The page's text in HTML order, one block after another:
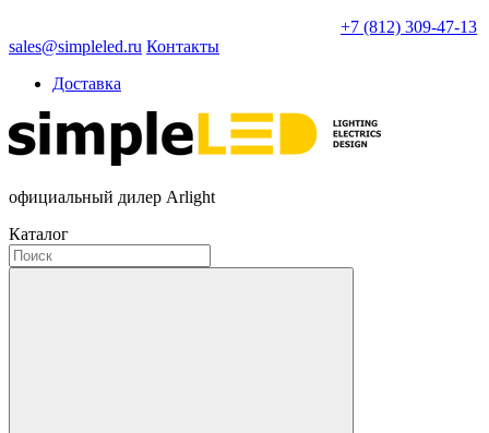
+7 (812) 309-47-13
sales@simpleled.ru Контакты
Доставка
официальный дилер Arlight
Каталог